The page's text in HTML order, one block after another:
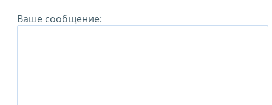
Ваше сообщение: